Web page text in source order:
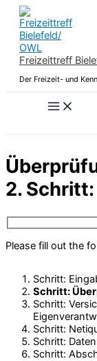
Zum
Inhalt
springen
Freizeittreff
Der Freizeit- und
2. Schritt:
Please fill out the
Schritt:
Schritt:
Schritt:
Schritt:
Schritt:
Schritt: